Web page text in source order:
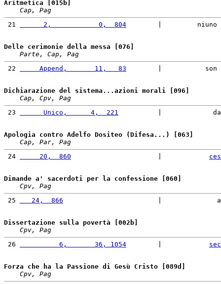
Aritmetica [015b]
Cap, Pag
21
      2,            0,  804
|
Delle cerimonie della messa [076]
Parte, Cap, Pag
22
     Append,       11,   83
        |           son
Dichiarazione del sistema...azioni morali [096]
Cap, Cpv, Pag
23
      Unico,      4,  221
|
Apologia contro Adelfo Dositeo (Difesa...) [063]
Cap, Par, Pag
24
     20,  860
Dimande a' sacerdoti per la confessione [060]
Cpv, Pag
25
   24,  866
|
Dissertazione sulla povertà [002b]
Cpv, Pag
26
          6,       36, 1054
Forza che ha la Passione di Gesù Cristo [089d]
Cpv, Pag